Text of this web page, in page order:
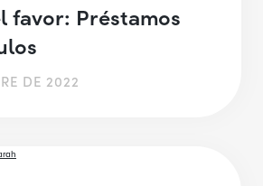
favor: Préstamos
DE 2022